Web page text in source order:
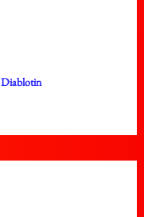
Diablotin